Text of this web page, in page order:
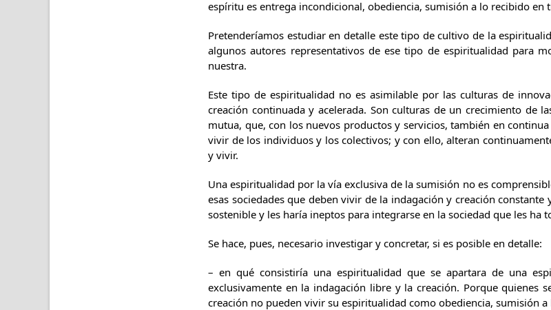
espíritu es entrega incondicional, obediencia, sumisión a lo recibido en
Pretenderíamos estudiar en detalle este tipo de cultivo de la
algunos autores representativos de ese tipo de espiritualidad para
nuestra.
Este tipo de espiritualidad no es asimilable por las culturas de
creación continuada y acelerada. Son culturas de un crecimiento de
mutua, que, con los nuevos productos y servicios, también en
vivir de los individuos y los colectivos; y con ello, alteran
y vivir.
Una espiritualidad por la vía exclusiva de la sumisión no es
esas sociedades que deben vivir de la indagación y creación
sostenible y les haría ineptos para integrarse en la sociedad que les ha
Se hace, pues, necesario investigar y concretar, si es posible en detalle:
– en qué consistiría una espiritualidad que se apartara de una
exclusivamente en la indagación libre y la creación. Porque quienes
creación no pueden vivir su espiritualidad como obediencia, sumisión